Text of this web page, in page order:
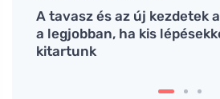
A tavasz és az új kezdetek
a legjobban, ha kis
kitartunk